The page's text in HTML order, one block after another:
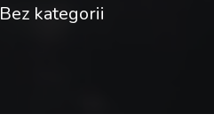
Bez kategorii